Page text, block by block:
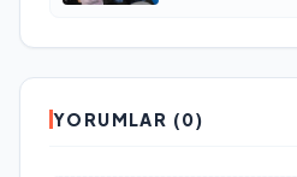
YORUMLAR (0)